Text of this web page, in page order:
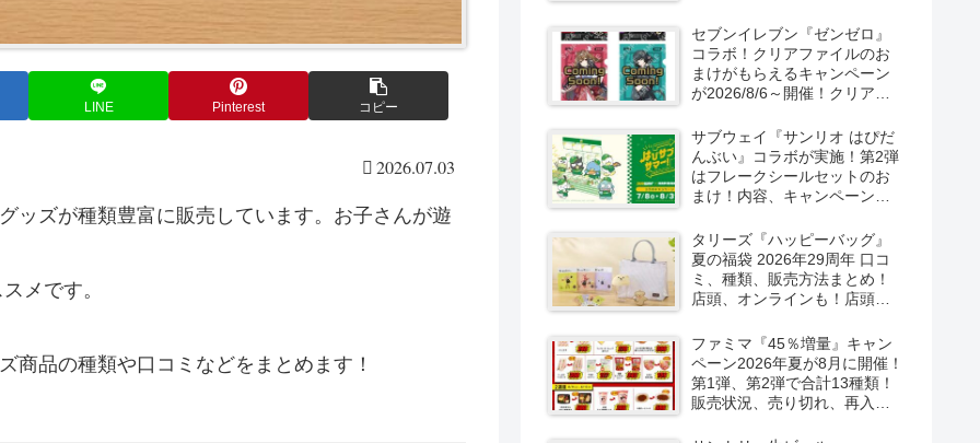
LINE Pinterest コピー
2026.07.03
ッズが種類豊富に販売しています。お子さんが遊
メです。
商品の種類や口コミなどをまとめます！
セブンイレブン『ゼンゼロ』
コラボ！クリアファイルのお
まけがもらえるキャンペーン
が2026/8/6～開催！クリアカ
売！
サブウェイ『サンリオ はぴだ
んぶい』コラボが実施！第2弾
はフレークシールセットのお
まけ！内容、キャンペーンま
タリーズ『ハッピーバッグ』
夏の福袋 2026年29周年 口コ
ミ、種類、販売方法まとめ！
店頭、オンラインも！店頭と
ファミマ『45％増量』キャン
ペーン2026年夏が8月に開催！
第1弾、第2弾で合計13種類！
販売状況、売り切れ、再入荷